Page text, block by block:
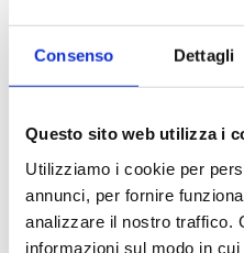
Consenso Dettagli
Questo sito web utilizza i
Utilizziamo i cookie per
annunci, per fornire
analizzare il nostro traffico.
informazioni sul modo in
Applicazioni
Analisi alimenti
Analisi delle acque